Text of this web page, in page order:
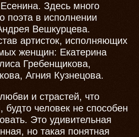
Здесь много
поэта в исполнении
Вешкурцева.
артисток, исполняющих
женщин: Екатерина
Гребенщикова,
Агния Кузнецова.
и страстей, что
будто человек не способен
Это удивительная
но такая понятная